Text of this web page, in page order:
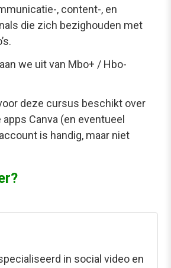
, content-, en
die zich bezighouden met
we uit van Mbo+ / Hbo-
deze cursus beschikt over
Canva (en eventueel
is handig, maar niet
in social video en